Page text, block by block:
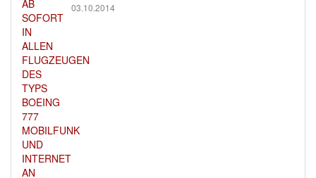
03.10.2014